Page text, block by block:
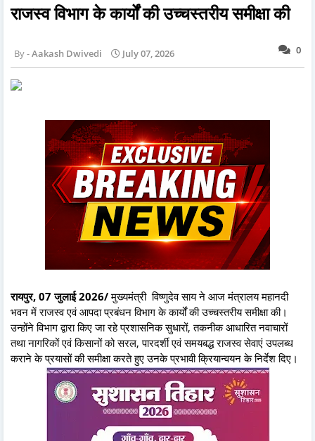
राजस्व विभाग के कार्यों की उच्चस्तरीय समीक्षा की
0
Aakash Dwivedi July 07, 2026
रायपुर, 07 जुलाई 2026/मुख्यमंत्री विष्णुदेव साय ने आज मंत्रालय महानदी
भवन में राजस्व एवं आपदा प्रबंधन विभाग के कार्यों की उच्चस्तरीय समीक्षा की।
उन्होंने विभाग द्वारा किए जा रहे प्रशासनिक सुधारों, तकनीक आधारित नवाचारों
तथा नागरिकों एवं किसानों को सरल, पारदर्शी एवं समयबद्ध राजस्व सेवाएं उपलब्ध
कराने के प्रयासों की समीक्षा करते हुए उनके प्रभावी क्रियान्वयन के निर्देश दिए।